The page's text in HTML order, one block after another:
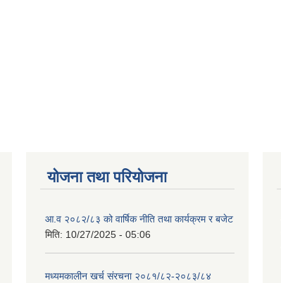
योजना तथा परियोजना
आ.व २०८२/८३ को वार्षिक नीति तथा कार्यक्रम र बजेट
मिति: 10/27/2025 - 05:06
मध्यमकालीन खर्च संरचना २०८१/८२-२०८३/८४